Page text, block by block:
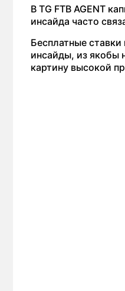
В TG FTB AGENT
инсайда часто
Бесплатные
инсайды, из якобы
картину высокой